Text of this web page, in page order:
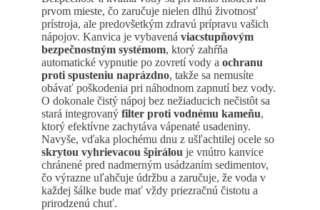
prvom mieste, čo zaručuje nielen dlhú životnosť
prístroja, ale predovšetkým zdravú prípravu vašich
nápojov. Kanvica je vybavená viacstupňovým
bezpečnostným systémom, ktorý zahŕňa
automatické vypnutie po zovretí vody a ochranu
proti spusteniu naprázdno, takže sa nemusíte
obávať poškodenia pri náhodnom zapnutí bez vody.
O dokonale čistý nápoj bez nežiaducich nečistôt sa
stará integrovaný filter proti vodnému kameňu,
ktorý efektívne zachytáva vápenaté usadeniny.
Navyše, vďaka plochému dnu z ušľachtilej ocele so
skrytou vyhrievacou špirálou je vnútro kanvice
chránené pred nadmerným usádzaním sedimentov,
čo výrazne uľahčuje údržbu a zaručuje, že voda v
každej šálke bude mať vždy priezračnú čistotu a
prirodzenú chuť.